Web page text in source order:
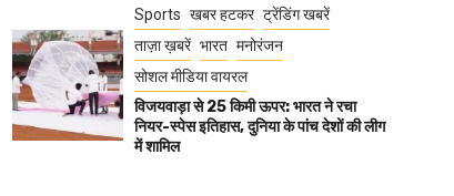
Sports खबर हटकर ट्रेंडिंग खबरें
ताज़ा ख़बरें भारत मनोरंजन
सोशल मीडिया वायरल
विजयवाड़ा से 25 किमी ऊपर: भारत ने रचा
नियर-स्पेस इतिहास, दुनिया के पांच देशों की लीग
में शामिल